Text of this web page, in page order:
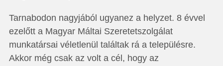
Tarnabodon nagyjából ugyanez a helyzet. 8 évvel
ezelőtt a Magyar Máltai Szeretetszolgálat
munkatársai véletlenül találtak rá a településre.
Akkor még csak az volt a cél, hogy az